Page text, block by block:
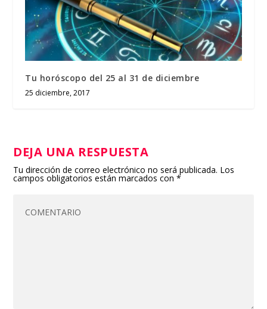
Tu horóscopo del 25 al 31 de diciembre
25 diciembre, 2017
DEJA UNA RESPUESTA
Tu dirección de correo electrónico no será publicada. Los
campos obligatorios están marcados con*